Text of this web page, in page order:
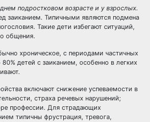
подростковом возрасте и у взрослых.
заиканием. Типичными являются подмена
Такие дети избегают ситуаций,
общения.
хроническое, с периодами частичных
детей с заиканием, особенно в легких
включают снижение успеваемости в
страха речевых нарушений;
профессии. Для страдающих
типичны фрустрация, тревога,